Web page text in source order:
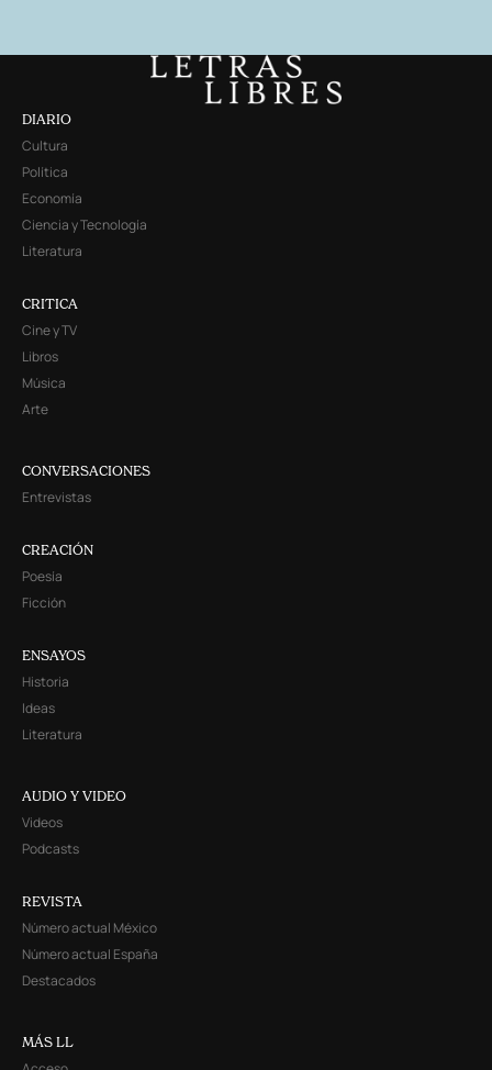
DIARIO
Cultura
Política
Economía
Ciencia y Tecnología
Literatura
CRITICA
Cine y TV
Libros
Música
Arte
CONVERSACIONES
Entrevistas
CREACIÓN
Poesía
Ficción
ENSAYOS
Historia
Ideas
Literatura
AUDIO Y VIDEO
Videos
Podcasts
REVISTA
Número actual México
Número actual España
Destacados
MÁS LL